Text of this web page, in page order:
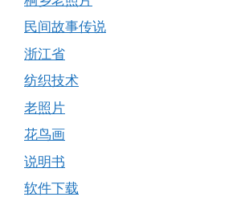
民间故事传说
浙江省
纺织技术
老照片
花鸟画
说明书
软件下载